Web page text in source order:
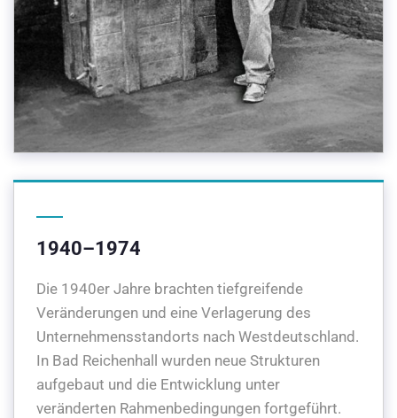
1940–1974
Die 1940er Jahre brachten tiefgreifende
Veränderungen und eine Verlagerung des
Unternehmensstandorts nach Westdeutschland.
In Bad Reichenhall wurden neue Strukturen
aufgebaut und die Entwicklung unter
veränderten Rahmenbedingungen fortgeführt.